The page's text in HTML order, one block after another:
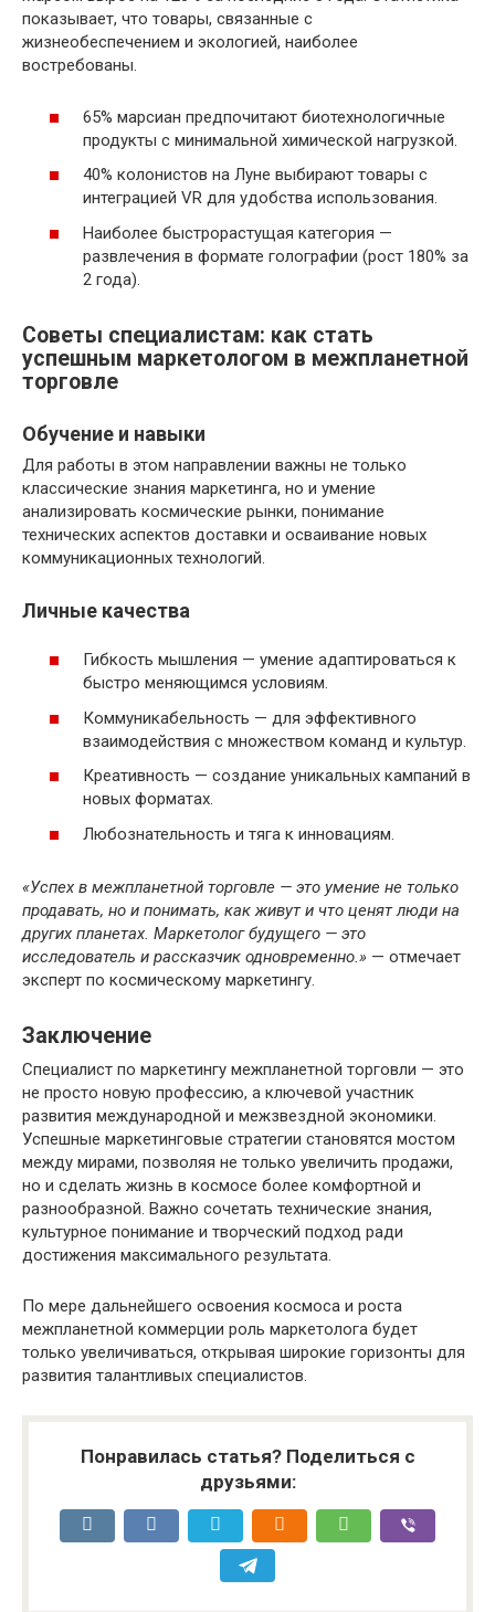
показывает, что товары, связанные с
жизнеобеспечением и экологией, наиболее
востребованы.
65% марсиан предпочитают биотехнологичные
продукты с минимальной химической нагрузкой.
40% колонистов на Луне выбирают товары с
интеграцией VR для удобства использования.
Наиболее быстрорастущая категория —
развлечения в формате голографии (рост 180% за
2 года).
Советы специалистам: как стать
успешным маркетологом в межпланетной
торговле
Обучение и навыки
Для работы в этом направлении важны не только
классические знания маркетинга, но и умение
анализировать космические рынки, понимание
технических аспектов доставки и осваивание новых
коммуникационных технологий.
Личные качества
Гибкость мышления — умение адаптироваться к
быстро меняющимся условиям.
Коммуникабельность — для эффективного
взаимодействия с множеством команд и культур.
Креативность — создание уникальных кампаний в
новых форматах.
Любознательность и тяга к инновациям.
«Успех в межпланетной торговле — это умение не только
продавать, но и понимать, как живут и что ценят люди на
других планетах. Маркетолог будущего — это
исследователь и рассказчик одновременно.» — отмечает
эксперт по космическому маркетингу.
Заключение
Специалист по маркетингу межпланетной торговли — это
не просто новую профессию, а ключевой участник
развития международной и межзвездной экономики.
Успешные маркетинговые стратегии становятся мостом
между мирами, позволяя не только увеличить продажи,
но и сделать жизнь в космосе более комфортной и
разнообразной. Важно сочетать технические знания,
культурное понимание и творческий подход ради
достижения максимального результата.
По мере дальнейшего освоения космоса и роста
межпланетной коммерции роль маркетолога будет
только увеличиваться, открывая широкие горизонты для
развития талантливых специалистов.
Понравилась статья? Поделиться с
друзьями: